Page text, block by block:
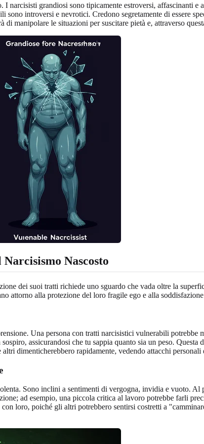
narcisisti grandiosi sono tipicamente estroversi, affascinanti
introversi e nevrotici. Credono segretamente di essere
manipolare le situazioni per suscitare pietà e, attraverso
Nascosto
dei suoi tratti richiede uno sguardo che vada oltre la
attorno alla protezione del loro fragile ego e alla
Una persona con tratti narcisistici vulnerabili potrebbe
assicurandosi che tu sappia quanto sia un peso.
dimenticherebbero rapidamente, vedendo attacchi
Sono inclini a sentimenti di vergogna, invidia e vuoto.
ad esempio, una piccola critica al lavoro potrebbe farli
loro, poiché gli altri potrebbero sentirsi costretti a